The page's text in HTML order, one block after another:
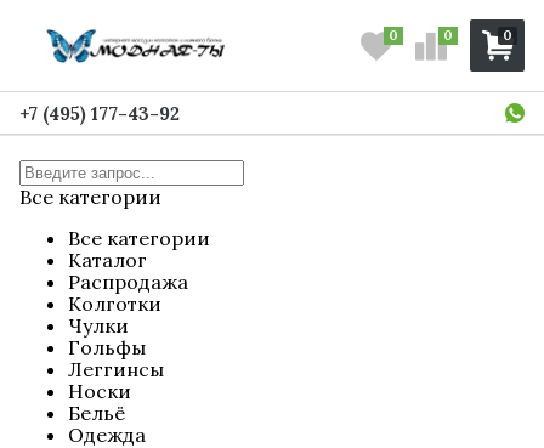
0
0 0
+7 (495) 177-43-92
Все категории
Все категории
Каталог
Распродажа
Колготки
Чулки
Гольфы
Леггинсы
Носки
Бельё
Одежда